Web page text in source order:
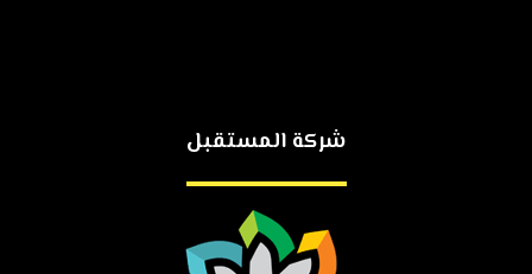
شركة المستقبل